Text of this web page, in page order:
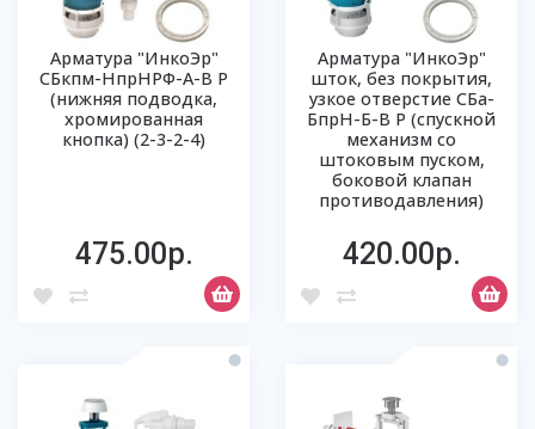
Арматура "ИнкоЭр"
СБкпм-НпрНРФ-А-В Р
(нижняя подводка,
хромированная
кнопка) (2-3-2-4)
475.00р.
Арматура "ИнкоЭр"
шток, без покрытия,
узкое отверстие СБа-
БпрН-Б-В Р (спускной
механизм со
штоковым пуском,
боковой клапан
противодавления)
420.00р.